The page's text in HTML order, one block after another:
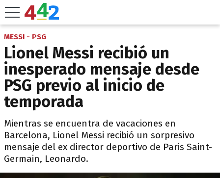
MESSI - PSG
Lionel Messi recibió un
inesperado mensaje desde
PSG previo al inicio de
temporada
Mientras se encuentra de vacaciones en
Barcelona, Lionel Messi recibió un sorpresivo
mensaje del ex director deportivo de Paris Saint-
Germain, Leonardo.